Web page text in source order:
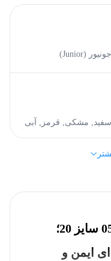
جونیور (Junior)
سفید, مشکی, قرمز, آبی
دوچرخه کودک Junior کد 05 سایز 20؛
ایمن و